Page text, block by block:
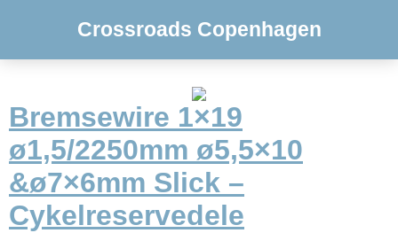
Crossroads Copenhagen
Bremsewire 1×19
ø1,5/2250mm ø5,5×10
&ø7×6mm Slick –
Cykelreservedele